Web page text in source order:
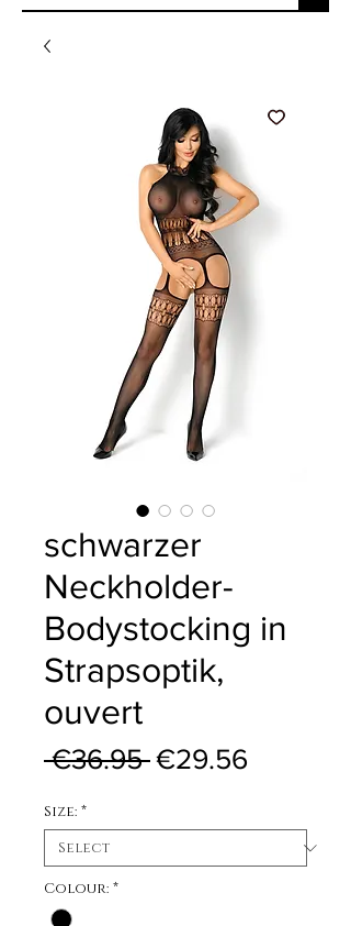
schwarzer
Neckholder-
Bodystocking in
Strapsoptik,
ouvert
€36.95 Regular Price
€29.56
Size: *
Colour: *